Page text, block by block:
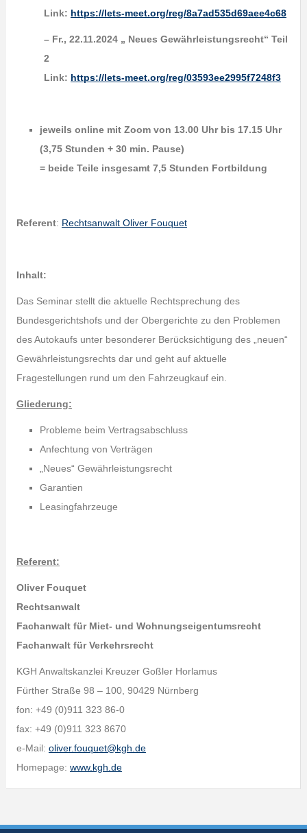
Link: https://lets-meet.org/reg/8a7ad535d69aee4c68
– Fr., 22.11.2024 „ Neues Gewährleistungsrecht“ Teil
2
Link: https://lets-meet.org/reg/03593ee2995f7248f3
jeweils online mit Zoom von 13.00 Uhr bis 17.15 Uhr
(3,75 Stunden + 30 min. Pause)
= beide Teile insgesamt 7,5 Stunden Fortbildung
Referent: Rechtsanwalt Oliver Fouquet
Inhalt:
Das Seminar stellt die aktuelle Rechtsprechung des
Bundesgerichtshofs und der Obergerichte zu den Problemen
des Autokaufs unter besonderer Berücksichtigung des „neuen“
Gewährleistungsrechts dar und geht auf aktuelle
Fragestellungen rund um den Fahrzeugkauf ein.
Gliederung:
Probleme beim Vertragsabschluss
Anfechtung von Verträgen
„Neues“ Gewährleistungsrecht
Garantien
Leasingfahrzeuge
Referent:
Oliver Fouquet
Rechtsanwalt
Fachanwalt für Miet- und Wohnungseigentumsrecht
Fachanwalt für Verkehrsrecht
KGH Anwaltskanzlei Kreuzer Goßler Horlamus
Fürther Straße 98 – 100, 90429 Nürnberg
fon: +49 (0)911 323 86-0
fax: +49 (0)911 323 8670
e-Mail: oliver.fouquet@kgh.de
Homepage: www.kgh.de